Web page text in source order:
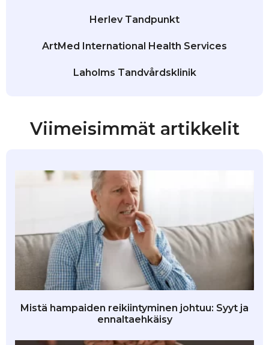
Herlev Tandpunkt
ArtMed International Health Services
Laholms Tandvårdsklinik
Viimeisimmät artikkelit
Mistä hampaiden reikiintyminen johtuu: Syyt ja
ennaltaehkäisy